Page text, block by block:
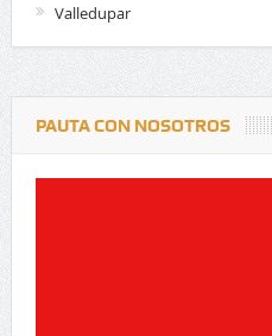
Valledupar
PAUTA CON NOSOTROS